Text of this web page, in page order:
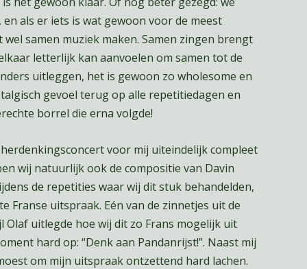
als er iets is wat gewoon voor de meest
samen muziek maken. Samen zingen brengt
letterlijk kan aanvoelen om samen tot de
uitleggen, het is gewoon zo wholesome en
gevoel terug op alle repetitiedagen en
borrel die erna volgde!
voor mij uiteindelijk compleet
wij natuurlijk ook de compositie van Davin
de repetities waar wij dit stuk behandelden,
Franse uitspraak. Eén van de zinnetjes uit de
Olaf uitlegde hoe wij dit zo Frans mogelijk uit
hard op: “Denk aan Pandanrijst!”. Naast mij
om mijn uitspraak ontzettend hard lachen.